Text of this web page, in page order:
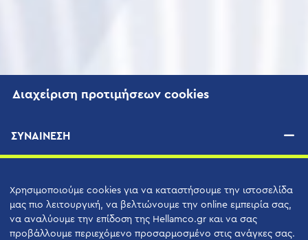
Διαχείριση προτιμήσεων cookies
ΣΥΝΑΙΝΕΣΗ
Χρησιμοποιούμε cookies για να καταστήσουμε την ιστοσελίδα
μας πιο λειτουργική, να βελτιώνουμε την online εμπειρία σας,
να αναλύουμε την επίδοση της Hellamco.gr και να σας
προβάλλουμε περιεχόμενο προσαρμοσμένο στις ανάγκες σας.